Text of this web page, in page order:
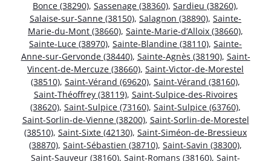
Bonce (38290), Sassenage (38360), Sardieu (38260),
Salaise-sur-Sanne (38150), Salagnon (38890), Sainte-
Marie-du-Mont (38660), Sainte-Marie-d’Alloix (38660),
Sainte-Luce (38970), Sainte-Blandine (38110), Sainte-
Anne-sur-Gervonde (38440), Sainte-Agnès (38190), Saint-
Vincent-de-Mercuze (38660), Saint-Victor-de-Morestel
(38510), Saint-Vérand (69620), Saint-Vérand (38160),
Saint-Théoffrey (38119), Saint-Sulpice-des-Rivoires
(38620), Saint-Sulpice (73160), Saint-Sulpice (63760),
Saint-Sorlin-de-Vienne (38200), Saint-Sorlin-de-Morestel
(38510), Saint-Sixte (42130), Saint-Siméon-de-Bressieux
(38870), Saint-Sébastien (38710), Saint-Savin (38300),
Saint-Sauveur (38160), Saint-Romans (38160), Saint-